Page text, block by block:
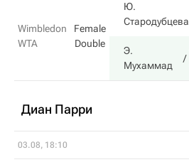
Wimbledon
WTA
Female
Double
Ю.
Стародубцева
Э.
Мухаммад
Диан Парри
03.08, 18:10